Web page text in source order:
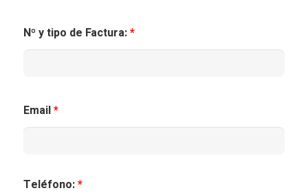
Nº y tipo de Factura:*
Email*
Teléfono:*